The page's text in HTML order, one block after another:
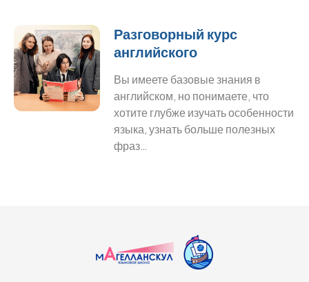
Разговорный курс
английского
Вы имеете базовые знания в
английском, но понимаете, что
хотите глубже изучать особенности
языка, узнать больше полезных
фраз…